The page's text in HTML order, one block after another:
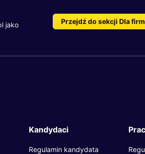
jako
Przejdź do sekcji Dla firm
Kandydaci
Regulamin kandydata